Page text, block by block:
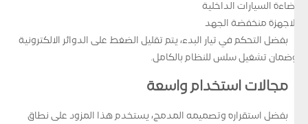
اضاءة السيارات الداخلية
الاجهزة منخفضة الجهد
بفضل التحكم في تيار البدء، يتم تقليل الضغط على الدوائر الالكترونية
وضمان تشغيل سلس للنظام بالكامل.
مجالات استخدام واسعة
بفضل استقراره وتصميمه المدمج، يستخدم هذا المزود على نطاق